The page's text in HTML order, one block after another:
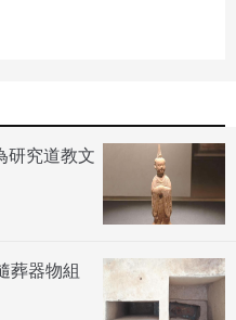
研究道教文
葬器物組